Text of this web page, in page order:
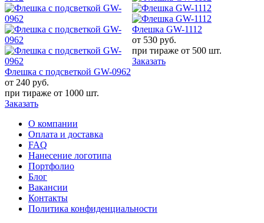
Флешка GW-1112
от 530
при тираже от500 шт.
Заказать
Металлическая флешка GW-
0344
О компании
Оплата и доставка
FAQ
Нанесение логотипа
Портфолио
Блог
Вакансии
Контакты
Политика конфиденциальности